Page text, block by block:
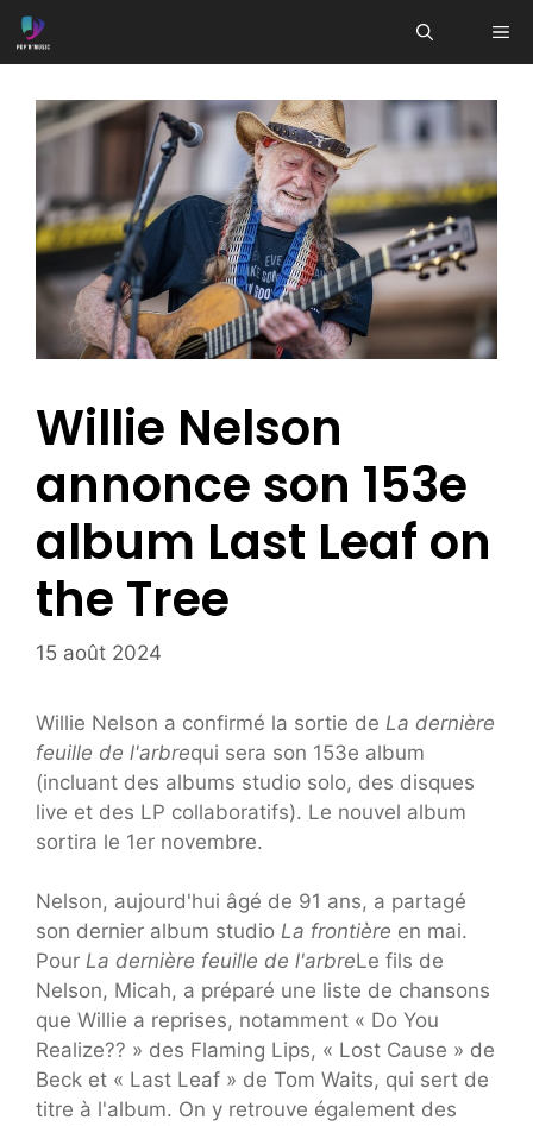
Aller
au
Willie Nelson
annonce son 153e
album Last Leaf on
the Tree
15 août 2024
Willie Nelson a confirmé la sortie de La dernière
feuille de l'arbrequi sera son 153e album
(incluant des albums studio solo, des disques
live et des LP collaboratifs). Le nouvel album
sortira le 1er novembre.
Nelson, aujourd'hui âgé de 91 ans, a partagé
son dernier album studio La frontière en mai.
Pour La dernière feuille de l'arbreLe fils de
Nelson, Micah, a préparé une liste de chansons
que Willie a reprises, notamment « Do You
Realize?? » des Flaming Lips, « Lost Cause » de
Beck et « Last Leaf » de Tom Waits, qui sert de
titre à l'album. On y retrouve également des